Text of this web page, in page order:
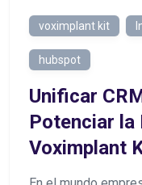
voximplant kit
hubspot
Unificar
Potenciar
Voximplant